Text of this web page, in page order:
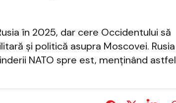
în 2025, dar cere Occidentului să
și politică asupra Moscovei. Rusia
NATO spre est, menținând astfel